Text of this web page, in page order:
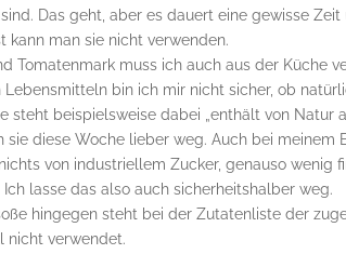
Das geht, aber es dauert eine gewisse
kann man sie nicht verwenden.
Tomatenmark muss ich auch aus der Küche
Lebensmitteln bin ich mir nicht sicher, ob
steht beispielsweise dabei „enthält von Natur
sie diese Woche lieber weg. Auch bei
von industriellem Zucker, genauso wenig
lasse das also auch sicherheitshalber weg.
hingegen steht bei der Zutatenliste der
nicht verwendet.